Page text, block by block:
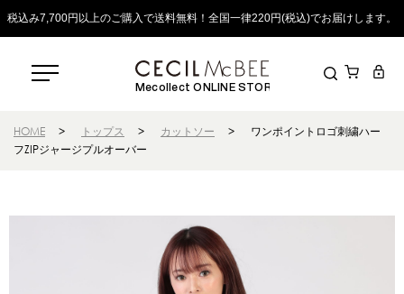
税込み7,700円以上のご購入で送料無料！全国一律220円(税込)でお届けします。
Mecollect ONLINE STORE
HOME > トップス > カットソー >
ワンポイントロゴ刺繍ハー
フZIPジャージプルオーバー